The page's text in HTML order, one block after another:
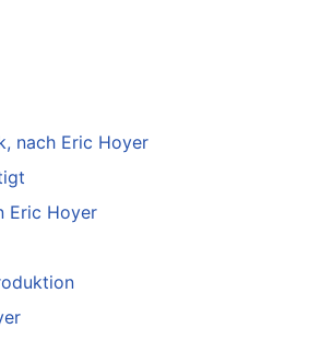
nach Eric Hoyer
Eric Hoyer